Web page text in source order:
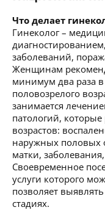
Что делает
Гинеколог –
заболеваний,
Женщинам
минимум два раза в
половозрелого
занимается
патологий,
возрастов:
наружных половых
матки,
Своевременное
услуги которого
позволяет
стадиях.